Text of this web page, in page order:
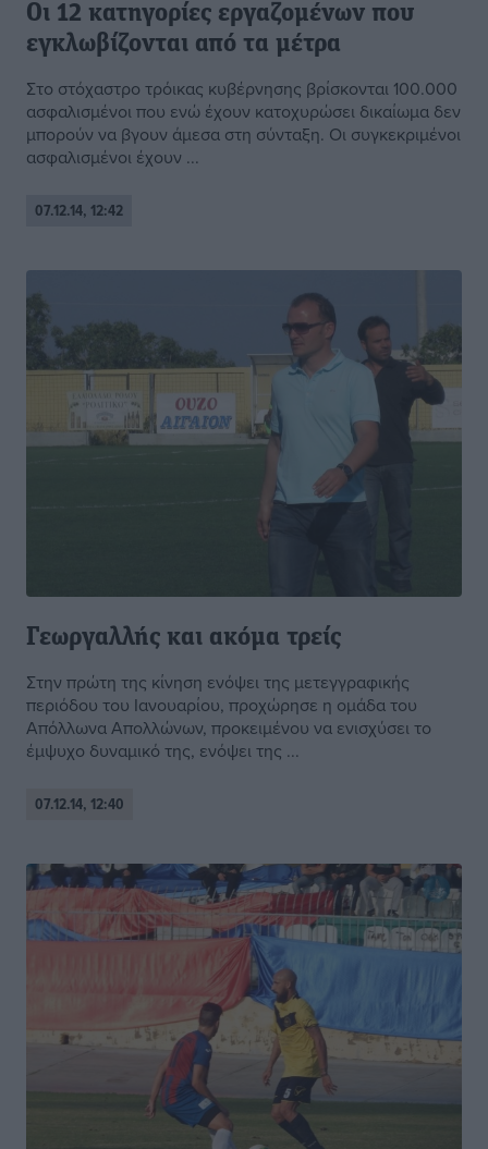
Oι 12 κατηγορίες εργαζομένων που
εγκλωβίζονται από τα μέτρα
Στο στόχαστρο τρόικας κυβέρνησης βρίσκονται 100.000
ασφαλισμένοι που ενώ έχουν κατοχυρώσει δικαίωμα δεν
μπορούν να βγουν άμεσα στη σύνταξη. Οι συγκεκριμένοι
ασφαλισμένοι έχουν ...
07.12.14, 12:42
Γεωργαλλής και ακόμα τρείς
Στην πρώτη της κίνηση ενόψει της μετεγγραφικής
περιόδου του Ιανουαρίου, προχώρησε η ομάδα του
Απόλλωνα Απολλώνων, προκειμένου να ενισχύσει το
έμψυχο δυναμικό της, ενόψει της ...
07.12.14, 12:40